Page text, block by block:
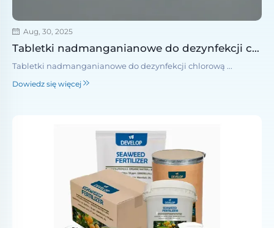
Aug, 30, 2025
Tabletki nadmanganianowe do dezynfekcji chlorową
Tabletki nadmanganianowe do dezynfekcji chlorową ...
Dowiedz się więcej